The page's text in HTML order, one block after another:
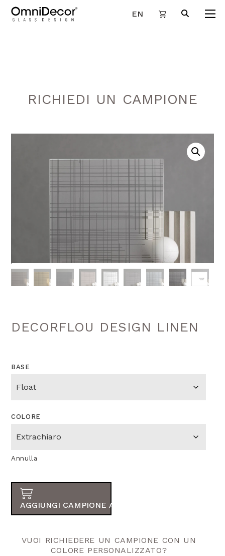
EN
RICHIEDI UN CAMPIONE
DECORFLOU DESIGN LINEN
BASE
COLORE
Annulla
AGGIUNGI CAMPIONE AL TUO ORDINE
VUOI RICHIEDERE UN CAMPIONE CON UN
COLORE PERSONALIZZATO?